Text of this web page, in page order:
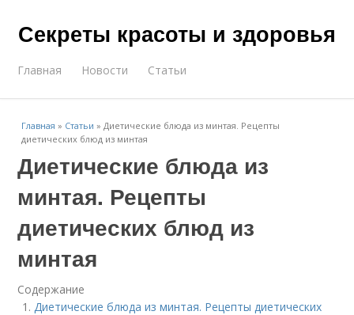
Секреты красоты и здоровья
Главная Новости Статьи
Главная » Статьи »Диетические блюда из минтая. Рецепты
диетических блюд из минтая
Диетические блюда из
минтая. Рецепты
диетических блюд из
минтая
Содержание
Диетические блюда из минтая. Рецепты диетических